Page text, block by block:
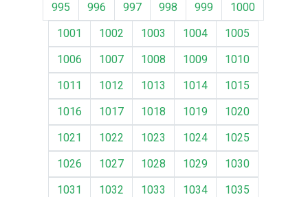
995
996 997 998 999
1000
1001
1002 1003 1004
1005
1006
1007 1008 1009
1010
1011
1012 1013 1014
1015
1016
1017 1018 1019
1020
1021
1022 1023 1024
1025
1026
1027 1028 1029
1030
1031
1032 1033 1034
1035